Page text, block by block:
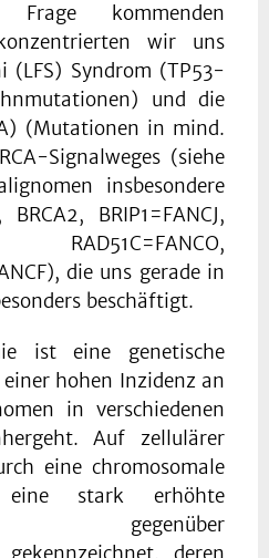
kommenden
wir uns
(LFS) Syndrom (TP53-
und die
(Mutationen in mind.
Signalweges (siehe
insbesondere
BRIP1=FANCJ,
RAD51C=FANCO,
die uns gerade in
beschäftigt.
ist eine genetische
hohen Inzidenz an
in verschiedenen
Auf zellulärer
eine chromosomale
stark erhöhte
gegenüber